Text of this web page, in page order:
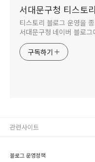
서대문구청 티스토
티스토리 블로그 운영을
서대문구청 네이버 블로그
구독하기
블로그 운영정책
관련사이트